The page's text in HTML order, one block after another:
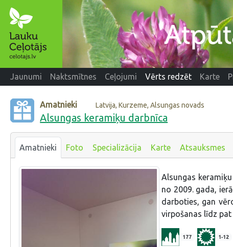
Jaunumi Naktsmītnes Ceļojumi Vērts redzēt Karte
Amatnieki Latvija, Kurzeme, Alsungas novads
Alsungas keramiķu darbnīca
Amatnieki Foto Specializācija Karte Atsauksmes
Alsungas
no 2009. gada,
darboties, gan
virpošanas līdz
177 1-12